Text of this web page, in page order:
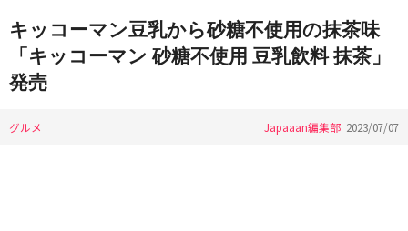
キッコーマン豆乳から砂糖不使用の抹茶味
「キッコーマン 砂糖不使用 豆乳飲料 抹茶」
発売
グルメ Japaaan編集部 2023/07/07